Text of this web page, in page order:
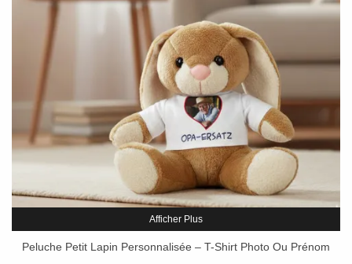
Afficher Plus
Peluche Petit Lapin Personnalisée – T-Shirt Photo Ou Prénom